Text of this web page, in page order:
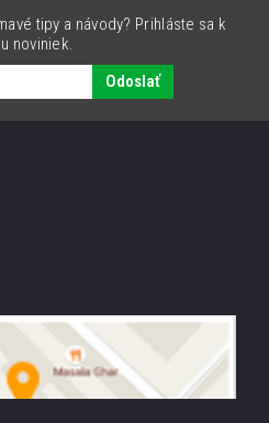
tipy a návody? Prihláste sa k
noviniek.
Odoslať